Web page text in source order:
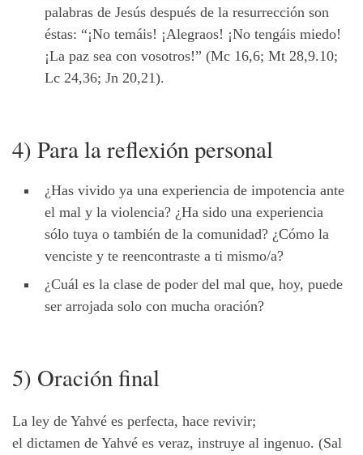
palabras de Jesús después de la resurrección son
éstas: “¡No temáis! ¡Alegraos! ¡No tengáis miedo!
¡La paz sea con vosotros!” (Mc 16,6; Mt 28,9.10;
Lc 24,36; Jn 20,21).
4) Para la reflexión personal
¿Has vivido ya una experiencia de impotencia ante
el mal y la violencia? ¿Ha sido una experiencia
sólo tuya o también de la comunidad? ¿Cómo la
venciste y te reencontraste a ti mismo/a?
¿Cuál es la clase de poder del mal que, hoy, puede
ser arrojada solo con mucha oración?
5) Oración final
La ley de Yahvé es perfecta, hace revivir;
el dictamen de Yahvé es veraz, instruye al ingenuo. (Sal